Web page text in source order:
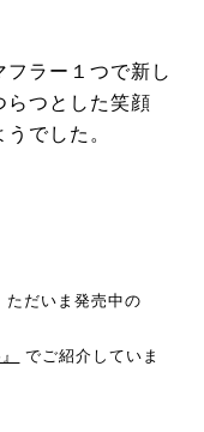
ラー１つで新し
らつとした笑顔
でした。
ただいま発売中の
でご紹介していま